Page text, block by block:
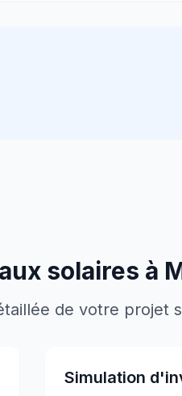
solaires à
de votre projet
Simulation